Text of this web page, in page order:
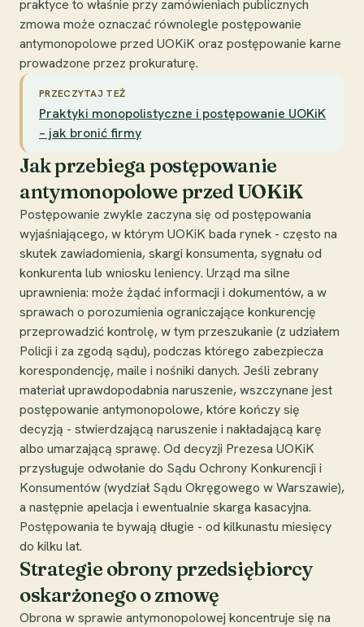
praktyce to właśnie przy zamówieniach publicznych
zmowa może oznaczać równolegle postępowanie
antymonopolowe przed UOKiK oraz postępowanie karne
prowadzone przez prokuraturę.
PRZECZYTAJ TEŻ
Praktyki monopolistyczne i postępowanie UOKiK
– jak bronić firmy
Jak przebiega postępowanie
antymonopolowe przed UOKiK
Postępowanie zwykle zaczyna się od postępowania
wyjaśniającego, w którym UOKiK bada rynek - często na
skutek zawiadomienia, skargi konsumenta, sygnału od
konkurenta lub wniosku leniency. Urząd ma silne
uprawnienia: może żądać informacji i dokumentów, a w
sprawach o porozumienia ograniczające konkurencję
przeprowadzić kontrolę, w tym przeszukanie (z udziałem
Policji i za zgodą sądu), podczas którego zabezpiecza
korespondencję, maile i nośniki danych. Jeśli zebrany
materiał uprawdopodabnia naruszenie, wszczynane jest
postępowanie antymonopolowe, które kończy się
decyzją - stwierdzającą naruszenie i nakładającą karę
albo umarzającą sprawę. Od decyzji Prezesa UOKiK
przysługuje odwołanie do Sądu Ochrony Konkurencji i
Konsumentów (wydział Sądu Okręgowego w Warszawie),
a następnie apelacja i ewentualnie skarga kasacyjna.
Postępowania te bywają długie - od kilkunastu miesięcy
do kilku lat.
Strategie obrony przedsiębiorcy
oskarżonego o zmowę
Obrona w sprawie antymonopolowej koncentruje się na